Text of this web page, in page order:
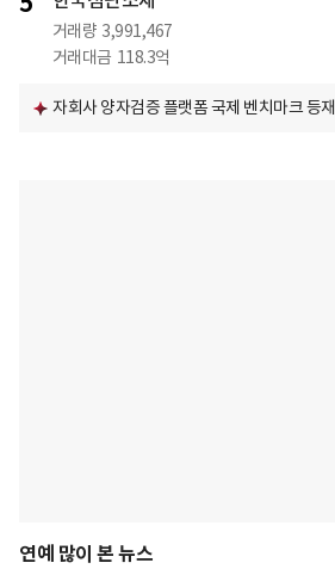
거래량 3,991,467
거래대금 118.3억
자회사 양자검증 플랫폼 국제 벤치마크 등재
연예 많이 본 뉴스